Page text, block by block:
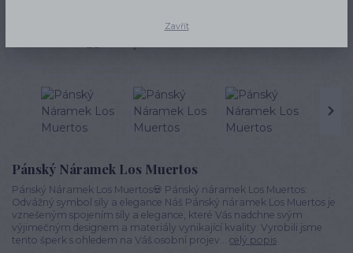
Pánský Náramek Los Muertos
Pánský Náramek Los Muertos💀 Pánský náramek Los Muertos:
Odvážný symbol síly a elegance Náš Pánský náramek Los Muertos je
vznešeným spojením síly a elegance, které Vás nadchne svým
výjimečným designem a materiály vynikající kvality. Vyrobili jsme
tento šperk s ohledem na Váš osobní projev... celý popis
Zavřít